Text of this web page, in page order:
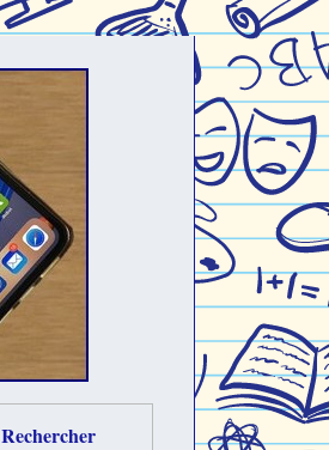
Rechercher